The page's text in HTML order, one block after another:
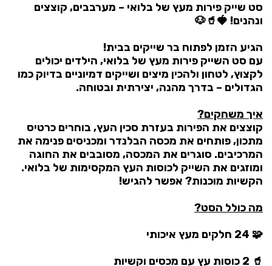
סט שייק פירות מעץ של בלואי – מערבבים, קוצצים
ונהנים! 🍓🥤🐶
הגיע הזמן לפתוח בר שייקים בבית!
עם סט השייק פירות מעץ של בלואי, הילדים יכולים
לקצוץ, לטחון ולהכין מיצים ושייקים דמיוניים בדיוק כמו
הגדולים – בדרך מהנה, יצירתית ובטוחה.
איך משחקים?
קוצצים את הפירות בעזרת סכין העץ, בוחרים כרטיס
מתכון, פותחים את מכסה הבלנדר ומכניסים פנימה את
המרכיבים. סוגרים את המכסה, מסובבים את החוגה
ומוזגים את השייק לכוסות העץ המקסימות של בלואי.
הקשיות מוכנות? אפשר להגיש!
מה כולל הסט?
🧩 24 חלקים מעץ איכותי
🥤 2 כוסות עץ עם מכסים וקשיות